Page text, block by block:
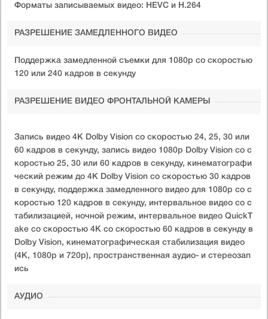
Форматы записываемых видео: HEVC и H.264
РАЗРЕШЕНИЕ ЗАМЕДЛЕННОГО ВИДЕО
Поддержка замедленной съемки для 1080p со скоростью
120 или 240 кадров в секунду
РАЗРЕШЕНИЕ ВИДЕО ФРОНТАЛЬНОЙ КАМЕРЫ
Запись видео 4K Dolby Vision со скоростью 24, 25, 30 или
60 кадров в секунду, запись видео 1080p Dolby Vision со с
коростью 25, 30 или 60 кадров в секунду, кинематографи
ческий режим до 4K Dolby Vision со скоростью 30 кадров
в секунду, поддержка замедленного видео для 1080p со с
коростью 120 кадров в секунду, интервальное видео со с
табилизацией, ночной режим, интервальное видео QuickT
ake со скоростью 4K со скоростью 60 кадров в секунду в
Dolby Vision, кинематографическая стабилизация видео
(4K, 1080p и 720p), пространственная аудио- и стереозап
ись
АУДИО